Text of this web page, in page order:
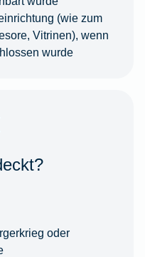
(wie zum
Vitrinen), wenn
wurde
oder